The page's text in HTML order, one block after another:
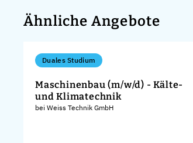
Ähnliche Angebote
Duales Studium
Maschinenbau (m/w/d) - Kälte-
und Klimatechnik
bei Weiss Technik GmbH